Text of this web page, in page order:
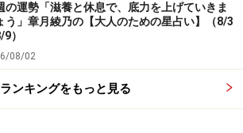
覚している以上にデリケートで、ちょ
子を崩しやすいでしょう。でも、だか
かというと、それは話が違うみたい。
の運勢「滋養と休息で、底力を上げていきま
う」章月綾乃の【大人のための星占い】（8/3
）
08/02
ランキングをもっと見る